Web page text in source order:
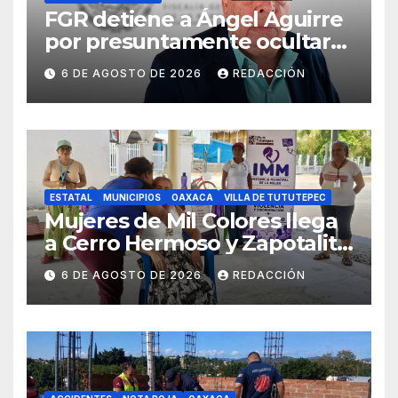
FGR detiene a Ángel Aguirre
por presuntamente ocultar
evidencias del caso
Ayotzinapa
6 DE AGOSTO DE 2026 REDACCIÓN
ESTATAL MUNICIPIOS OAXACA VILLA DE TUTUTEPEC
Mujeres de Mil Colores llega
a Cerro Hermoso y Zapotalito
para fortalecer redes de
apoyo y prevenir violencias
6 DE AGOSTO DE 2026 REDACCIÓN